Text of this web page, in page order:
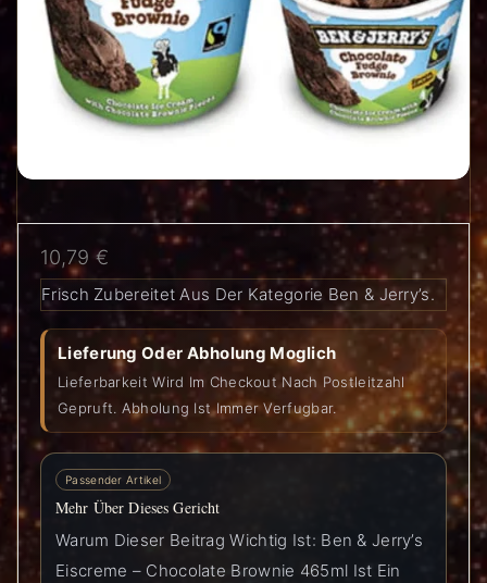
10,79 €
Frisch Zubereitet Aus Der Kategorie Ben & Jerry’s.
Lieferung Oder Abholung Moglich
Lieferbarkeit Wird Im Checkout Nach Postleitzahl
Gepruft. Abholung Ist Immer Verfugbar.
Passender Artikel
Mehr Über Dieses Gericht
Warum Dieser Beitrag Wichtig Ist: Ben & Jerry’s
Eiscreme – Chocolate Brownie 465ml Ist Ein